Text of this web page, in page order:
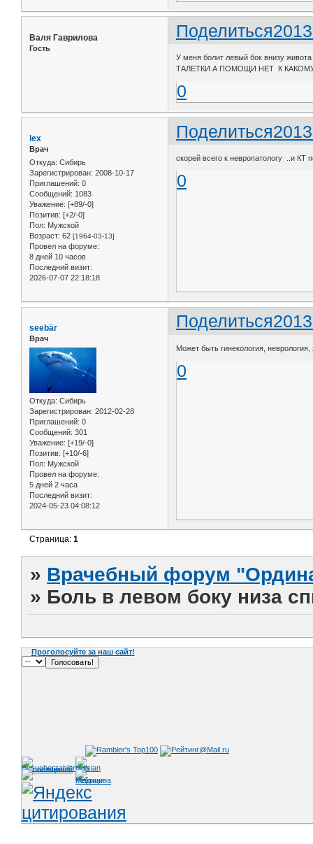
Поделиться
Валя Гаврилова
Гость
У меня болит левый бок внизу
ТАЛЕТКИ А ПОМОЩИ НЕТ К
0
Поделиться
lex
Врач
Откуда: Сибирь
Зарегистрирован: 2008-10-17
Приглашений: 0
Сообщений: 1083
Уважение: [+89/-0]
Позитив: [+2/-0]
Пол: Мужской
Возраст: 62 [1964-03-13]
Провел на форуме:
8 дней 10 часов
Последний визит:
2026-07-07 22:18:18
скорей всего к невропатологу ..и КТ
0
Поделиться
seebär
Врач
Откуда: Сибирь
Зарегистрирован: 2012-02-28
Приглашений: 0
Сообщений: 301
Уважение: [+19/-0]
Позитив: [+10/-6]
Пол: Мужской
Провел на форуме:
5 дней 2 часа
Последний визит:
2024-05-23 04:08:12
Может быть гинекология,
0
Страница:1
» Врачебный форум
» Боль в левом боку низа
Проголосуйте за наш сайт!